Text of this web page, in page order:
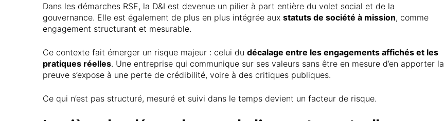
Dans les démarches RSE, la D&I est devenue un pilier à part entière du volet social et de la
gouvernance. Elle est également de plus en plus intégrée auxstatuts de société à mission, comme
engagement structurant et mesurable.
Ce contexte fait émerger un risque majeur : celui dudécalage entre les engagements affichés et les
pratiques réelles. Une entreprise qui communique sur ses valeurs sans être en mesure d’en apporter la
preuve s’expose à une perte de crédibilité, voire à des critiques publiques.
Ce qui n’est pas structuré, mesuré et suivi dans le temps devient un facteur de risque.